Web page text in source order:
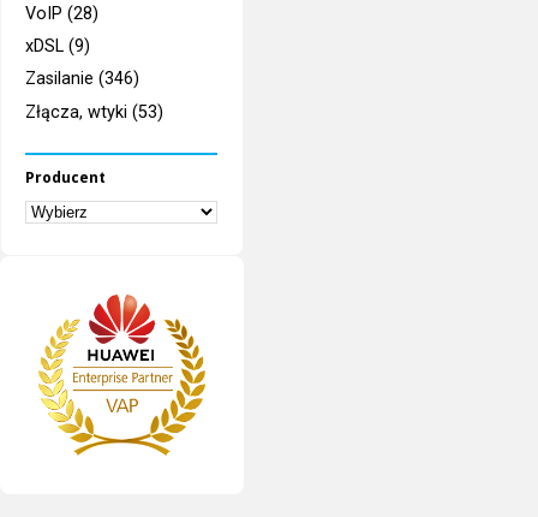
VoIP (28)
xDSL (9)
Zasilanie (346)
Złącza, wtyki (53)
Producent